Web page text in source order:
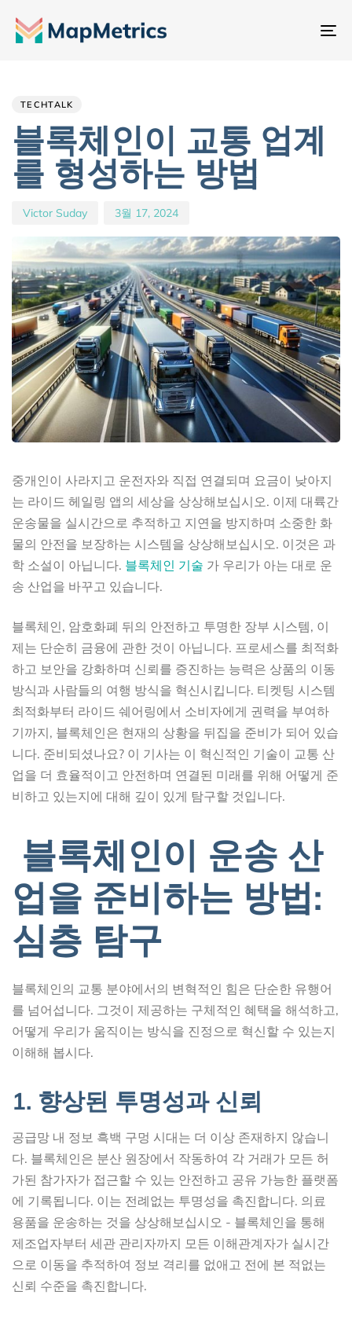
내
TECHTALK
블록체인이 교통 업계
를 형성하는 방법
Victor Suday 3월 17, 2024
중개인이 사라지고 운전자와 직접 연결되며 요금이 낮아지
는 라이드 헤일링 앱의 세상을 상상해보십시오. 이제 대륙간
운송물을 실시간으로 추적하고 지연을 방지하며 소중한 화
물의 안전을 보장하는 시스템을 상상해보십시오. 이것은 과
학 소설이 아닙니다. 블록체인 기술 가 우리가 아는 대로 운
송 산업을 바꾸고 있습니다.
블록체인, 암호화폐 뒤의 안전하고 투명한 장부 시스템, 이
제는 단순히 금융에 관한 것이 아닙니다. 프로세스를 최적화
하고 보안을 강화하며 신뢰를 증진하는 능력은 상품의 이동
방식과 사람들의 여행 방식을 혁신시킵니다. 티켓팅 시스템
최적화부터 라이드 쉐어링에서 소비자에게 권력을 부여하
기까지, 블록체인은 현재의 상황을 뒤집을 준비가 되어 있습
니다. 준비되셨나요? 이 기사는 이 혁신적인 기술이 교통 산
업을 더 효율적이고 안전하며 연결된 미래를 위해 어떻게 준
비하고 있는지에 대해 깊이 있게 탐구할 것입니다.
블록체인이 운송 산
업을 준비하는 방법:
심층 탐구
블록체인의 교통 분야에서의 변혁적인 힘은 단순한 유행어
를 넘어섭니다. 그것이 제공하는 구체적인 혜택을 해석하고,
어떻게 우리가 움직이는 방식을 진정으로 혁신할 수 있는지
이해해 봅시다.
1. 향상된 투명성과 신뢰
공급망 내 정보 흑백 구멍 시대는 더 이상 존재하지 않습니
다. 블록체인은 분산 원장에서 작동하여 각 거래가 모든 허
가된 참가자가 접근할 수 있는 안전하고 공유 가능한 플랫폼
에 기록됩니다. 이는 전례없는 투명성을 촉진합니다. 의료
용품을 운송하는 것을 상상해보십시오 - 블록체인을 통해
제조업자부터 세관 관리자까지 모든 이해관계자가 실시간
으로 이동을 추적하여 정보 격리를 없애고 전에 본 적없는
신뢰 수준을 촉진합니다.